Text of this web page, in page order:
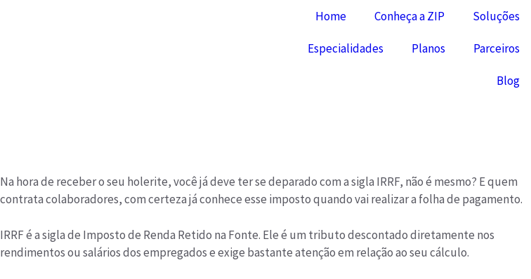
Home Conheça a ZIP Soluções
Especialidades Planos Parceiros
Blog
Na hora de receber o seu holerite, você já deve ter se deparado com a sigla IRRF, não é mesmo? E quem
contrata colaboradores, com certeza já conhece esse imposto quando vai realizar a folha de pagamento.
IRRF é a sigla de Imposto de Renda Retido na Fonte. Ele é um tributo descontado diretamente nos
rendimentos ou salários dos empregados e exige bastante atenção em relação ao seu cálculo.